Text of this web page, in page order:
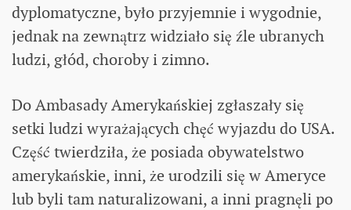
dyplomatyczne, było przyjemnie i wygodnie,
jednak na zewnątrz widziało się źle ubranych
ludzi, głód, choroby i zimno.
Do Ambasady Amerykańskiej zgłaszały się
setki ludzi wyrażających chęć wyjazdu do USA.
Część twierdziła, że posiada obywatelstwo
amerykańskie, inni, że urodzili się w Ameryce
lub byli tam naturalizowani, a inni pragnęli po